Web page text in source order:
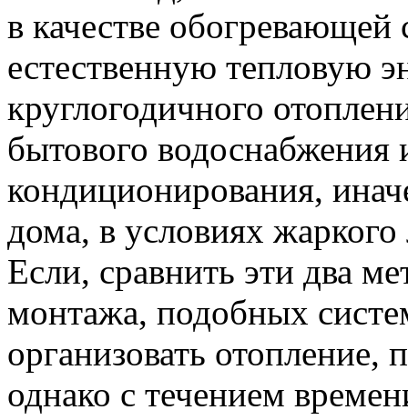
в качестве обогревающей
естественную тепловую
круглогодичного
бытового
кондиционирования,
дома, в условиях жаркого
Если, сравнить эти два
монтажа, подобных
организовать отопление,
однако с течением